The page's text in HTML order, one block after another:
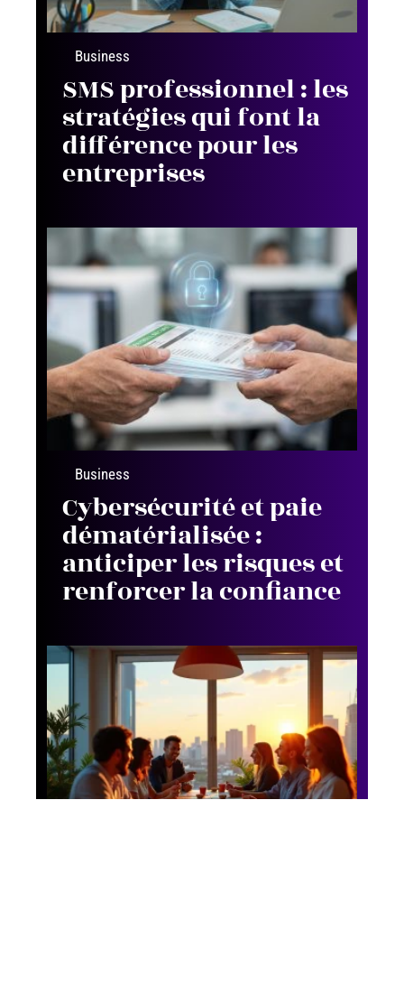
Business
SMS professionnel : les
stratégies qui font la
différence pour les
entreprises
Business
Cybersécurité et paie
dématérialisée :
anticiper les risques et
renforcer la confiance